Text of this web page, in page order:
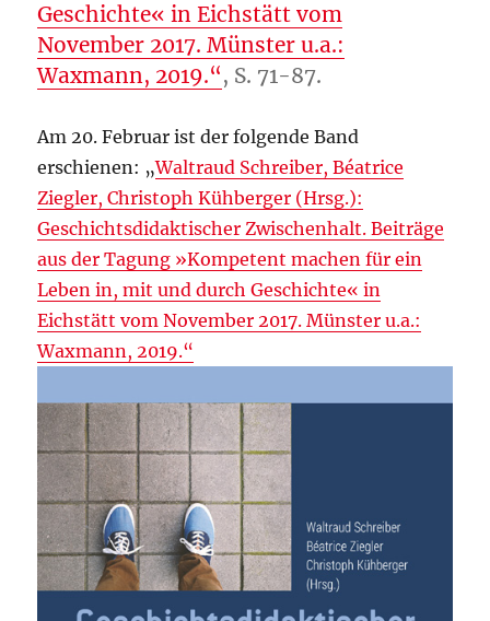
Geschichte« in Eichstätt vom
November 2017. Münster u.a.:
Waxmann, 2019.“, S. 71-87.
Am 20. Februar ist der folgende Band
erschienen: „Waltraud Schreiber, Béatrice
Ziegler, Christoph Kühberger (Hrsg.):
Geschichtsdidaktischer Zwischenhalt. Beiträge
aus der Tagung »Kompetent machen für ein
Leben in, mit und durch Geschichte« in
Eichstätt vom November 2017. Münster u.a.:
Waxmann, 2019.“